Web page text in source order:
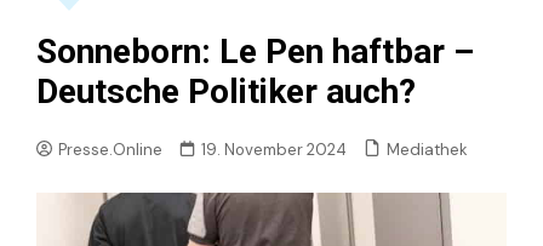
Sonneborn: Le Pen haftbar –
Deutsche Politiker auch?
Presse.Online 19. November 2024 Mediathek